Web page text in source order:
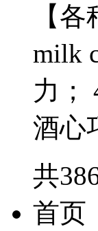
【
milk
力；
酒心
共
首页